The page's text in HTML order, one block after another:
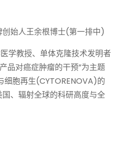
创始人王余根博士(第一排中)
学教授、单体克隆技术发明者
品对癌症肿瘤的干预”为主题
胞再生(CYTORENOVA)的
、辐射全球的科研高度与全